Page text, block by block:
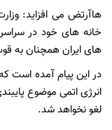
هاآرتض می افزاید:
خانه های خود در
های ایران همچنان به
در این پیام آمده است
انرژی اتمی موضوع
لغو نخواهد شد.